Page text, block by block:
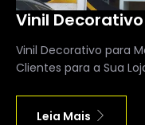
Vinil
Vinil Decorativo para
Clientes para a Sua
Leia Mais